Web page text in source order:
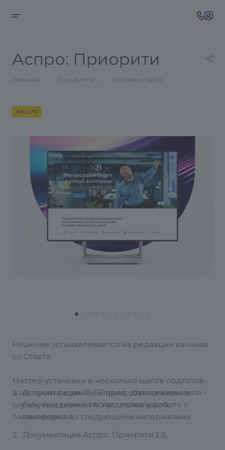
Аспро: Приорити
Главная Продукты Готовые сайты
АКЦИЯ
Решение устанавливается на редакции начиная
со Старта.
Мастер установки в несколько шагов подготовит
и настроит решение. Перед обращением в
службу поддержки Аспро, пожалуйста,
ознакомьтесь со следующими материалами:
Документация 1С-Битрикс для пользователя -
базовые знания по настройке и работе с
платформой.
Документация Аспро: Приорити 2.0.